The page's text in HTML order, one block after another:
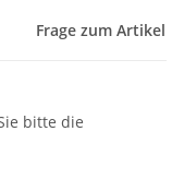
Frage zum Artikel
bitte die